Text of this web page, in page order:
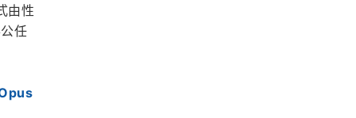
由性
任